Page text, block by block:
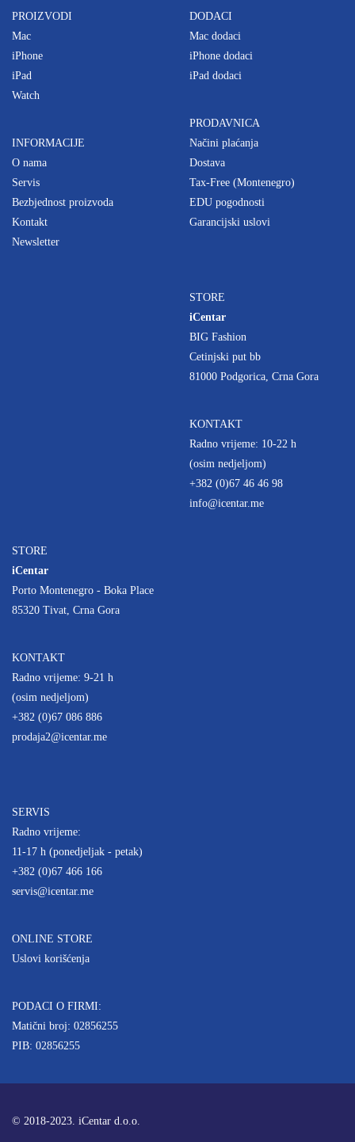
PROIZVODI
Mac
iPhone
iPad
Watch
INFORMACIJE
O nama
Servis
Bezbjednost proizvoda
Kontakt
Newsletter
DODACI
Mac dodaci
iPhone dodaci
iPad dodaci
PRODAVNICA
Načini plaćanja
Dostava
Tax-Free (Montenegro)
EDU pogodnosti
Garancijski uslovi
STORE
iCentar
BIG Fashion
Cetinjski put bb
81000 Podgorica, Crna Gora
KONTAKT
Radno vrijeme: 10-22 h
(osim nedjeljom)
+382 (0)67 46 46 98
info@icentar.me
STORE
iCentar
Porto Montenegro - Boka Place
85320 Tivat, Crna Gora
KONTAKT
Radno vrijeme: 9-21 h
(osim nedjeljom)
+382 (0)67 086 886
prodaja2@icentar.me
SERVIS
Radno vrijeme:
11-17 h (ponedjeljak - petak)
+382 (0)67 466 166
servis@icentar.me
ONLINE STORE
Uslovi korišćenja
PODACI O FIRMI:
Matični broj: 02856255
PIB: 02856255
© 2018-2023. iCentar d.o.o.